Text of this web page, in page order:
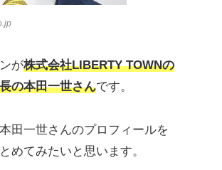
が株式会社LIBERTY TOWNの
の本田一世さんです。
田一世さんのプロフィールを
めてみたいと思います。